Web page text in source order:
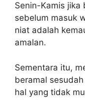
Senin-Kamis jika
sebelum masuk
niat adalah
amalan.
Sementara itu,
beramal
hal yang tidak